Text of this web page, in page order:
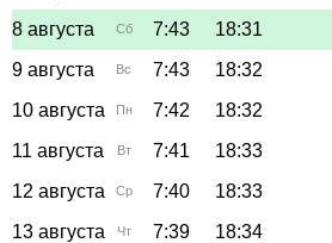
8 августа
Сб 7:43 18:31
9 августа
Вс 7:43 18:32
10 августа
Пн 7:42 18:32
11 августа
Вт 7:41 18:33
12 августа
Ср 7:40 18:33
13 августа
Чт 7:39 18:34